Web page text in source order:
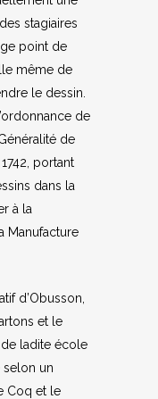
stagiaires
point de
même de
le dessin.
de
de
portant
dans la
à la
Manufacture
d’Obusson,
et le
ladite école
selon un
Coq et le